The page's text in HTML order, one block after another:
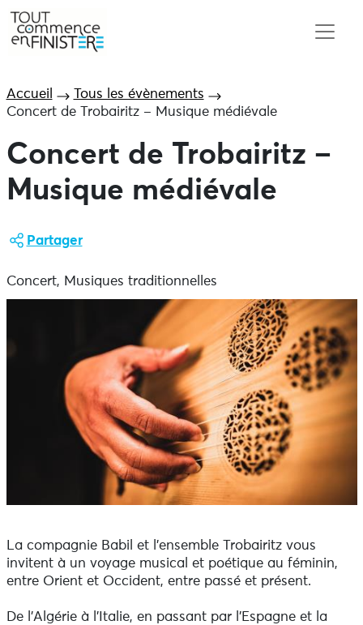
Accueil
Tous les évènements
Concert de Trobairitz – Musique médiévale
Concert de Trobairitz –
Musique médiévale
Partager
Concert, Musiques traditionnelles
La compagnie Babil et l’ensemble Trobairitz vous
invitent à un voyage musical et poétique au féminin,
entre Orient et Occident, entre passé et présent.
De l’Algérie à l’Italie, en passant par l’Espagne et la